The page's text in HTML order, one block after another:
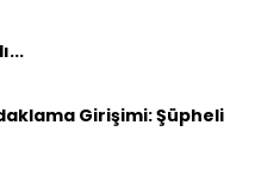
Girişimi: Şüpheli